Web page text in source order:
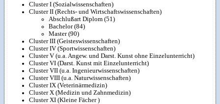
Cluster I (Sozialwissenschaften)
Cluster II (Rechts- und Wirtschaftswissenschaften)
Abschlußart Diplom (51)
Bachelor (84)
Master (90)
Cluster III (Geisteswissenschaften)
Cluster IV (Sportwissenschaften)
Cluster V (u.a. Angew. und Darst. Kunst ohne Einzelunterricht)
Cluster VI (Darst. Kunst mit Einzelunterricht)
Cluster VII (u.a. Ingenieurwissenschaften)
Cluster VIII (u.a. Naturwissenschaften)
Cluster IX (Veterinärmedizin)
Cluster X (Medizin und Zahnmedizin)
Cluster XI (Kleine Fächer )